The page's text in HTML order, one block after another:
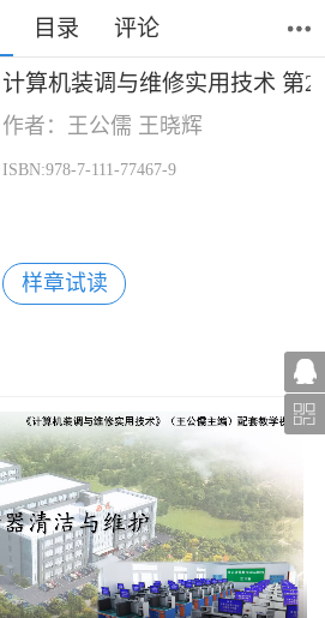
目录 评论
计算机装调与维修实用技术 第2
作者：王公儒 王晓辉
ISBN:978-7-111-77467-9
样章试读